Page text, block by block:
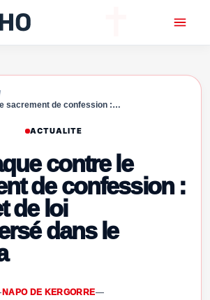
sacrement de confession :…
ACTUALITE
contre le
de confession :
de loi
dans le
NAPO DE KERGORRE—